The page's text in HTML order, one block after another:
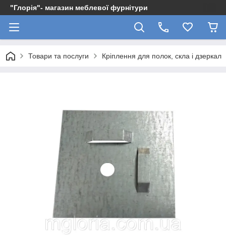
"Глорія"- магазин меблевої фурнітури
Товари та послуги Кріплення для полок, скла і дзеркал